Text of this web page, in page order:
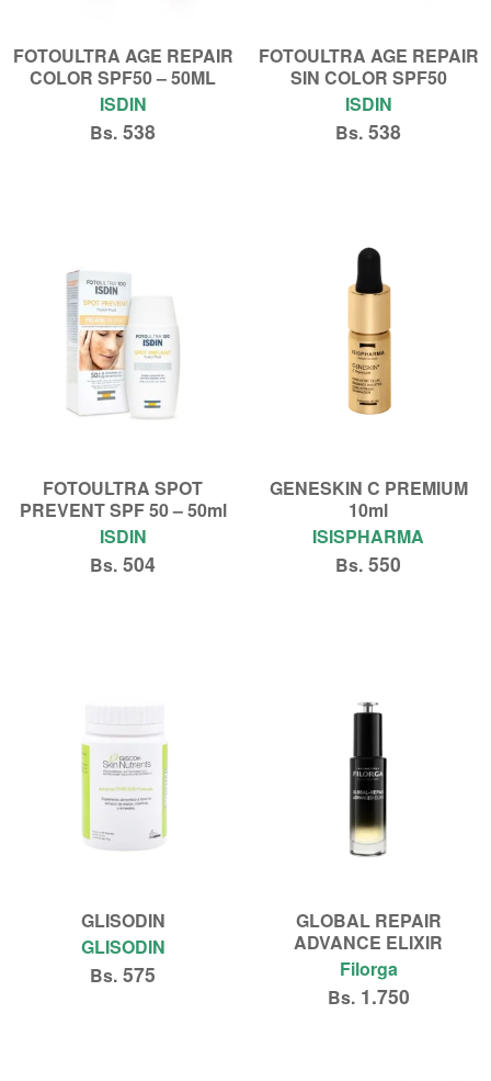
FOTOULTRA AGE REPAIR
COLOR SPF50 – 50ML
ISDIN
Bs. 538
FOTOULTRA AGE REPAIR
SIN COLOR SPF50
ISDIN
Bs. 538
FOTOULTRA SPOT
PREVENT SPF 50 – 50ml
ISDIN
Bs. 504
GENESKIN C PREMIUM
10ml
ISISPHARMA
Bs. 550
GLISODIN
GLISODIN
Bs. 575
GLOBAL REPAIR
ADVANCE ELIXIR
Filorga
Bs.1.750